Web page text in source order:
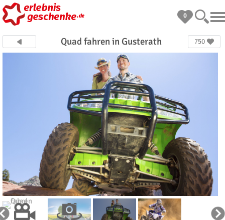
0
Quad fahren in Gusterath 750